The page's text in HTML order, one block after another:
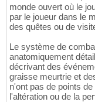
monde ouvert où le
par le joueur dans le
des quêtes ou de
Le système de
anatomiquement
décrivant des
graisse meurtrie et
n'ont pas de points
l'altération ou de la